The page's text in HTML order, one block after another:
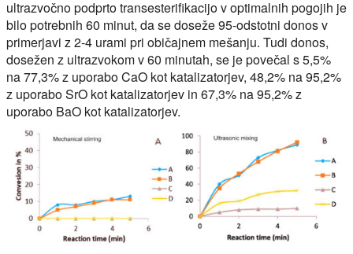
ultrazvočno podprto transesterifikacijo v optimalnih pogojih je
bilo potrebnih 60 minut, da se doseže 95-odstotni donos v
primerjavi z 2-4 urami pri običajnem mešanju. Tudi donos,
dosežen z ultrazvokom v 60 minutah, se je povečal s 5,5%
na 77,3% z uporabo CaO kot katalizatorjev, 48,2% na 95,2%
z uporabo SrO kot katalizatorjev in 67,3% na 95,2% z
uporabo BaO kot katalizatorjev.